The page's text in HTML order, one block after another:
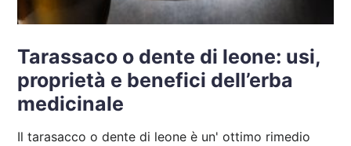
Tarassaco o dente di leone: usi,
proprietà e benefici dell’erba
medicinale
Il tarasacco o dente di leone è un' ottimo rimedio